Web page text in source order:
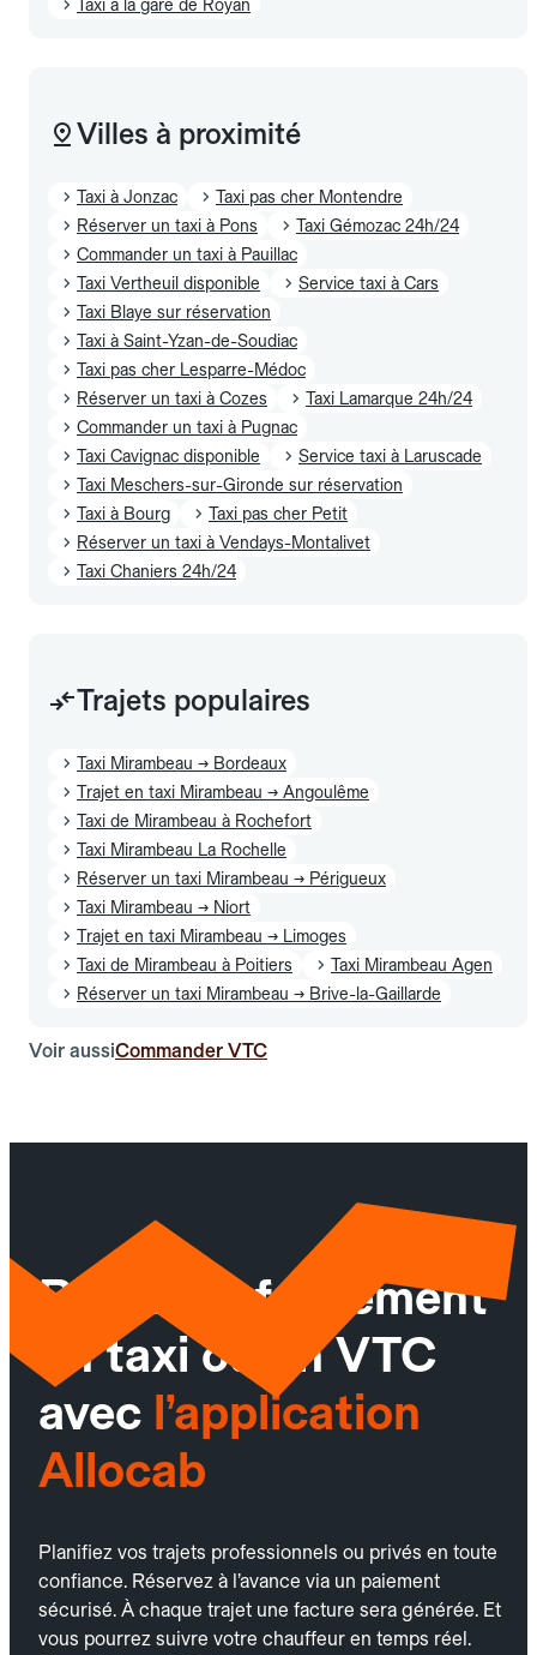
Taxi à la gare de Royan
Villes à proximité
Taxi à Jonzac
Taxi pas cher Montendre
Réserver un taxi à Pons
Taxi Gémozac 24h/24
Commander un taxi à Pauillac
Taxi Vertheuil disponible
Service taxi à Cars
Taxi Blaye sur réservation
Taxi à Saint-Yzan-de-Soudiac
Taxi pas cher Lesparre-Médoc
Réserver un taxi à Cozes
Taxi Lamarque 24h/24
Commander un taxi à Pugnac
Taxi Cavignac disponible
Service taxi à Laruscade
Taxi Meschers-sur-Gironde sur réservation
Taxi à Bourg
Taxi pas cher Petit
Réserver un taxi à Vendays-Montalivet
Taxi Chaniers 24h/24
Trajets populaires
Taxi Mirambeau → Bordeaux
Trajet en taxi Mirambeau → Angoulême
Taxi de Mirambeau à Rochefort
Taxi Mirambeau La Rochelle
Réserver un taxi Mirambeau → Périgueux
Taxi Mirambeau → Niort
Trajet en taxi Mirambeau → Limoges
Taxi de Mirambeau à Poitiers
Taxi Mirambeau Agen
Réserver un taxi Mirambeau → Brive-la-Gaillarde
Voir aussiCommander VTC
Réservez facilement
un taxi ou un VTC
avec l’application
Allocab
Planifiez vos trajets professionnels ou privés en toute
confiance. Réservez à l’avance via un paiement
sécurisé. À chaque trajet une facture sera générée. Et
vous pourrez suivre votre chauffeur en temps réel.